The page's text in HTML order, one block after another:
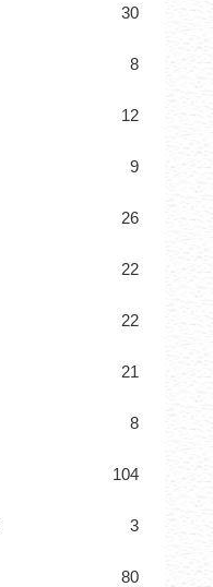
30
8
12
9
26
22
22
21
8
104
3
80